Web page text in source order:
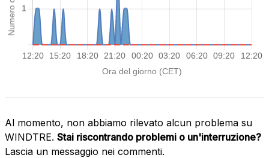
Al momento, non abbiamo rilevato alcun problema su
WINDTRE. Stai riscontrando problemi o un'interruzione?
Lascia un messaggio nei commenti.